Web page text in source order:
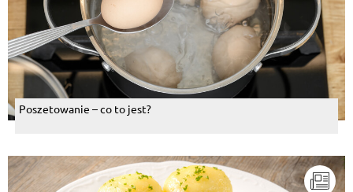
Poszetowanie – co to jest?